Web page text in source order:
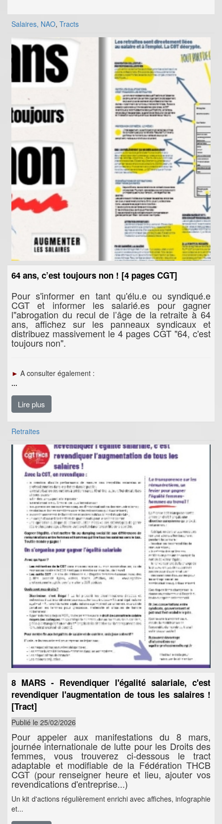
Salaires, NAO, Tracts
64 ans, c’est toujours non ! [4 pages CGT]
Pour s'informer en tant qu'élu.e ou syndiqué.e
CGT et informer les salarié.es pour gagner
l"abrogation du recul de l’âge de la retraite à 64
ans, affichez sur les panneaux syndicaux et
distribuez massivement le 4 pages CGT "64, c'est
toujours non".
► A consulter également :
...
Lire plus
Retraites
8 MARS - Revendiquer l'égalité salariale, c'est
revendiquer l'augmentation de tous les salaires !
[Tract]
Publié le 25/02/2026
Pour appeler aux manifestations du 8 mars,
journée internationale de lutte pour les Droits des
femmes, vous trouverez ci-dessous le tract
adaptable et modifiable de la Fédération THCB
CGT (pour renseigner heure et lieu, ajouter vos
revendications d'entreprise...)
Un kit d'actions régulièrement enrichi avec affiches, infographie
et...